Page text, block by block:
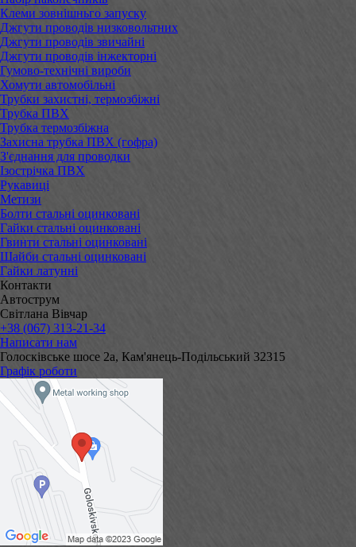
Клеми зовнішньго запуску
Джгути проводів низковольтних
Джгути проводів звичайні
Джгути проводів інжекторні
Гумово-технічні вироби
Хомути автомобільні
Трубки захистні, термозбіжні
Трубка ПВХ
Трубка термозбіжна
Захисна трубка ПВХ (гофра)
З'єднання для проводки
Ізострічка ПВХ
Рукавиці
Метизи
Болти стальні оцинковані
Гайки стальні оцинковані
Гвинти стальні оцинковані
Шайби стальні оцинковані
Гайки латунні
Контакти
Автострум
Світлана Вівчар
+38 (067) 313-21-34
Написати нам
Голосківське шосе 2а, Кам'янець-Подільський 32315
Графік роботи